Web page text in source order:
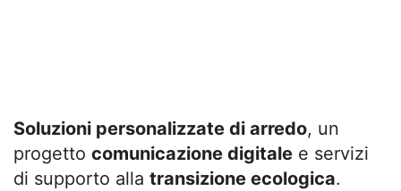
Soluzioni personalizzate di arredo, un
progetto comunicazione digitale e servizi
di supporto alla transizione ecologica.